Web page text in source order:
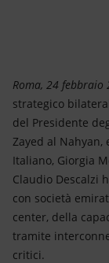
Scenari
Roma, 24 febbraio
strategico
del Presidente
Zayed al Nahyan,
Italiano, Giorgia
Claudio Descalzi
con società
center, della
tramite
critici.